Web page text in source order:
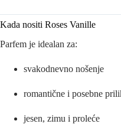
Kada nositi Roses Vanille
Parfem je idealan za:
svakodnevno nošenje
romantične i posebne
jesen, zimu i proleće